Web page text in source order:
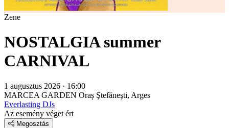
Zene
NOSTALGIA summer
CARNIVAL
1 augusztus 2026 · 16:00
MARCEA GARDEN Oraș Ştefăneşti, Arges
Everlasting DJs
Az esemény véget ért
Megosztás